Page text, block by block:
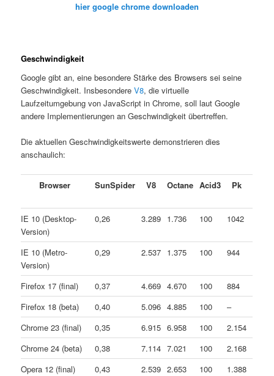
hier google chrome downloaden
Geschwindigkeit
Google gibt an, eine besondere Stärke des Browsers sei seine
Geschwindigkeit. InsbesondereV8, die virtuelle
Laufzeitumgebung von JavaScript in Chrome, soll laut Google
andere Implementierungen an Geschwindigkeit übertreffen.
Die aktuellen Geschwindigkeitswerte demonstrieren dies
anschaulich:
Browser SunSpider V8 Octane Acid3 Pk
IE 10 (Desktop-
Version)
0,26 3.289 1.736 100 1042
IE 10 (Metro-
Version)
0,29 2.537 1.375 100 944
Firefox 17 (final) 0,37 4.669 4.670 100
884
Firefox 18 (beta)
0,40 5.096 4.885 100
–
Chrome 23 (final)
0,35 6.915 6.958 100
2.154
Chrome 24 (beta)
0,38 7.114 7.021 100
2.168
Opera 12 (final)
0,43 2.539 2.653 100 1.388